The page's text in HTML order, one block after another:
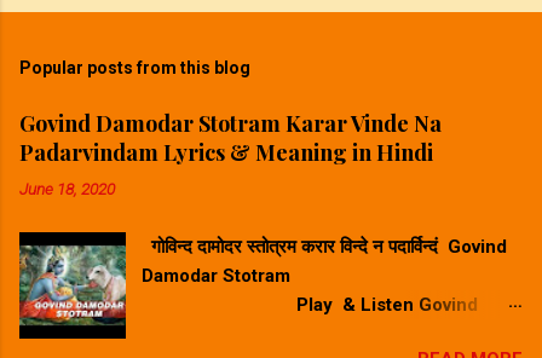
Popular posts from this blog
Govind Damodar Stotram Karar Vinde Na
Padarvindam Lyrics & Meaning in Hindi
June 18, 2020
गोविन्द दामोदर स्तोत्रम करार विन्दे न पदार्विन्दं Govind
Damodar Stotram
Play & Listen Govind